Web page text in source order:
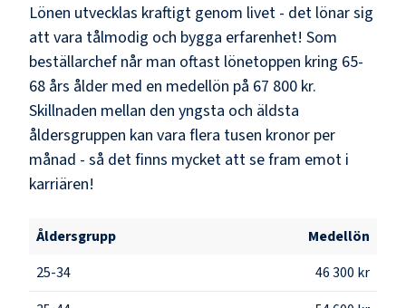
Lönen utvecklas kraftigt genom livet - det lönar sig
att vara tålmodig och bygga erfarenhet! Som
beställarchef når man oftast lönetoppen kring 65-
68 års ålder med en medellön på 67 800 kr.
Skillnaden mellan den yngsta och äldsta
åldersgruppen kan vara flera tusen kronor per
månad - så det finns mycket att se fram emot i
karriären!
Åldersgrupp
Medellön
25-34
46 300 kr